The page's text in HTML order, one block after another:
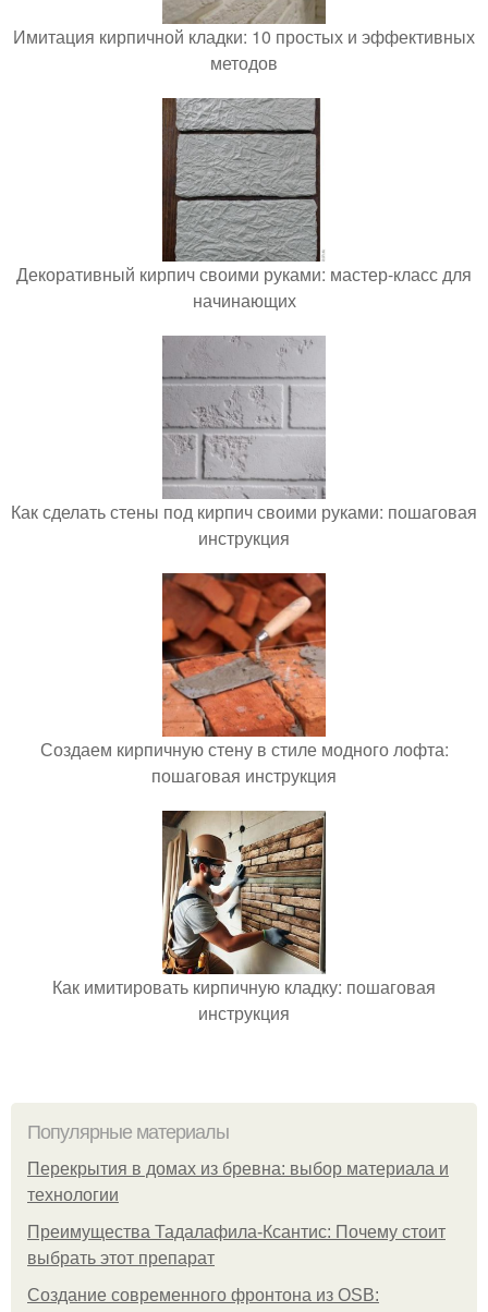
Имитация кирпичной кладки: 10 простых и эффективных
методов
Декоративный кирпич своими руками: мастер-класс для
начинающих
Как сделать стены под кирпич своими руками: пошаговая
инструкция
Создаем кирпичную стену в стиле модного лофта:
пошаговая инструкция
Как имитировать кирпичную кладку: пошаговая
инструкция
Популярные материалы
Перекрытия в домах из бревна: выбор материала и
технологии
Преимущества Тадалафила-Ксантис: Почему стоит
выбрать этот препарат
Создание современного фронтона из OSB: